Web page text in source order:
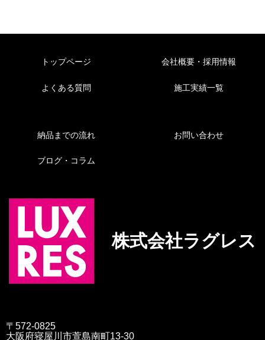
トップページ
よくある質問
会社概要・採用情報
施工実績一覧
納品までの流れ
ブログ・コラム
お問い合わせ
株式会社ラグレス
〒572-0825
大阪府寝屋川市萱島南町13-30